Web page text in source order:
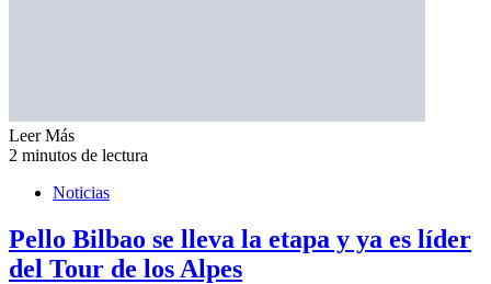
Leer Más
2 minutos de lectura
Noticias
Pello Bilbao se lleva la etapa y ya es líder
del Tour de los Alpes